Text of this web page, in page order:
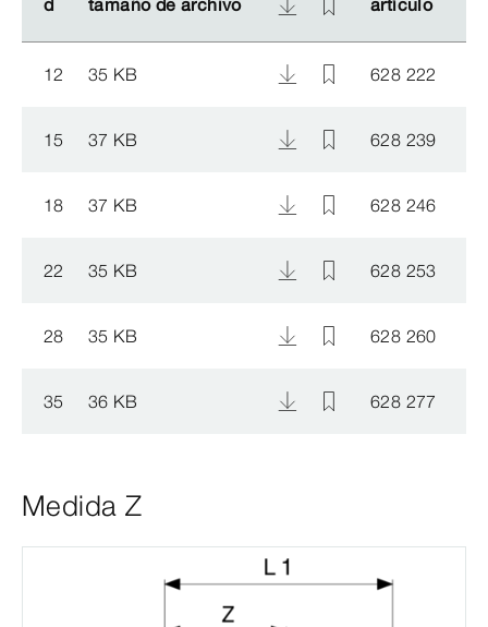
12 35 KB 628 222
15 37 KB 628 239
18 37 KB 628 246
22 35 KB 628 253
28 35 KB 628 260
35 36 KB 628 277
Medida Z